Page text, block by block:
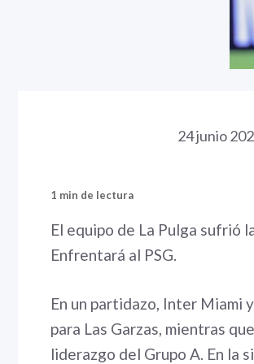
24 junio
1 min de lectura
El equipo de La Pulga sufrió
Enfrentará al PSG.
En un partidazo, Inter Miami
para Las Garzas, mientras
liderazgo del Grupo A. En la